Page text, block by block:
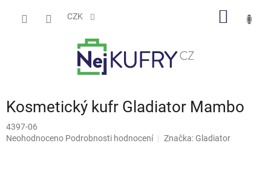
CZK
Kosmetický kufr Gladiator Mambo
4397-06
Průměrné
Neohodnoceno Podrobnosti hodnocení Značka: Gladiator